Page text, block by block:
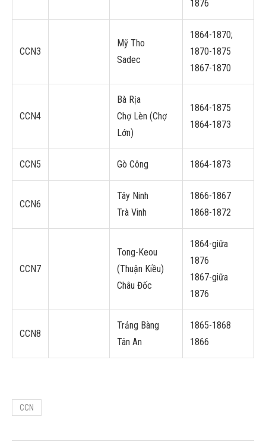
1876
CCN3
Mỹ Tho
Sadec
1864-1870;
1870-1875
1867-1870
CCN4
Bà Rịa
Chợ Lèn (Chợ
Lớn)
1864-1875
1864-1873
CCN5 Gò Công 1864-1873
CCN6
Tây Ninh
Trà Vinh
1866-1867
1868-1872
CCN7
Tong-Keou
(Thuận Kiều)
Châu Đốc
1864-giữa
1876
1867-giữa
1876
CCN8
Trảng Bàng
Tân An
1865-1868
1866
CCN